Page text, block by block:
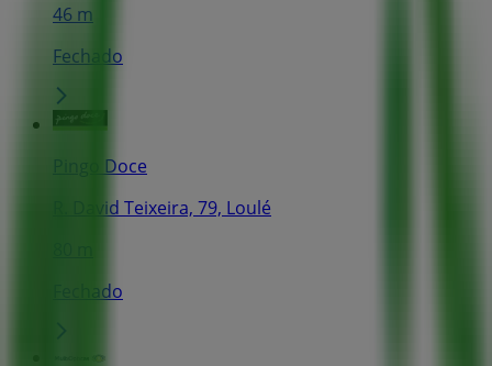
46 m
Fechado
Pingo Doce
R. David Teixeira, 79, Loulé
Fechado